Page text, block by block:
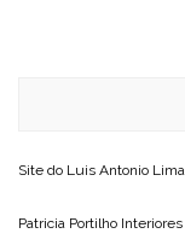
Site do Luis Antonio Lima
Patricia Portilho Interiores